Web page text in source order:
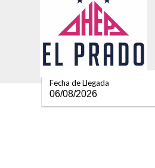
Fecha de Llegada